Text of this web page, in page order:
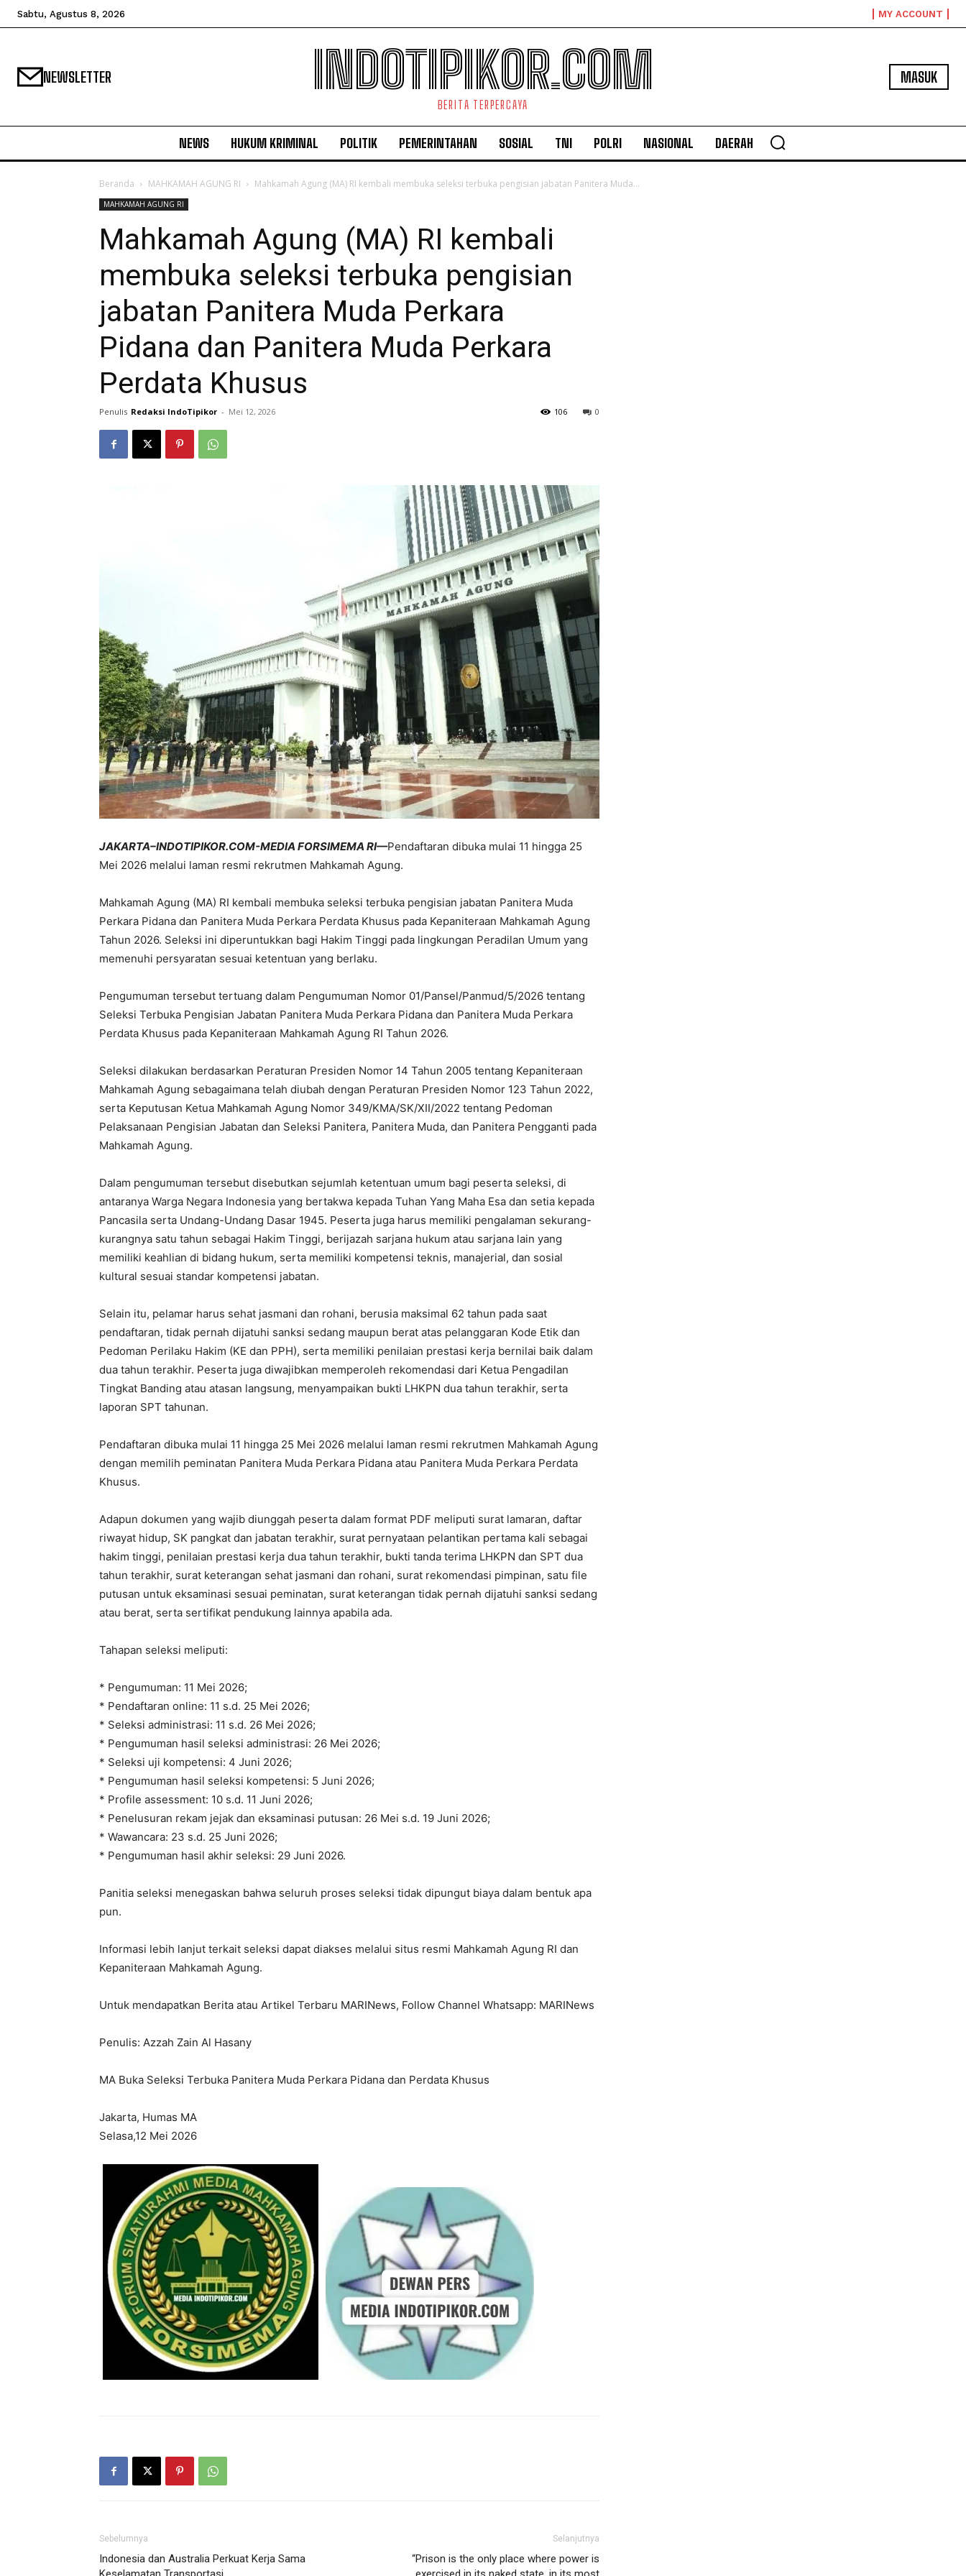
I WANT IN
Sabtu, Agustus 8, 2026 MY ACCOUNT
NEWSLETTER INDOTIPIKOR.COM
BERITA TERPERCAYA
MASUK
NEWS HUKUM KRIMINAL POLITIK PEMERINTAHAN SOSIAL TNI POLRI NASIONAL DAERAH
Beranda MAHKAMAH AGUNG RI Mahkamah Agung (MA) RI kembali membuka seleksi terbuka pengisian jabatan Panitera Muda...
MAHKAMAH AGUNG RI
Mahkamah Agung (MA) RI kembali
membuka seleksi terbuka pengisian
jabatan Panitera Muda Perkara
Pidana dan Panitera Muda Perkara
Perdata Khusus
Penulis Redaksi IndoTipikor - Mei 12, 2026 0
106
JAKARTA–INDOTIPIKOR.COM-MEDIA FORSIMEMA RI—Pendaftaran dibuka mulai 11 hingga 25
Mei 2026 melalui laman resmi rekrutmen Mahkamah Agung.
Mahkamah Agung (MA) RI kembali membuka seleksi terbuka pengisian jabatan Panitera Muda
Perkara Pidana dan Panitera Muda Perkara Perdata Khusus pada Kepaniteraan Mahkamah Agung
Tahun 2026. Seleksi ini diperuntukkan bagi Hakim Tinggi pada lingkungan Peradilan Umum yang
memenuhi persyaratan sesuai ketentuan yang berlaku.
Pengumuman tersebut tertuang dalam Pengumuman Nomor 01/Pansel/Panmud/5/2026 tentang
Seleksi Terbuka Pengisian Jabatan Panitera Muda Perkara Pidana dan Panitera Muda Perkara
Perdata Khusus pada Kepaniteraan Mahkamah Agung RI Tahun 2026.
Seleksi dilakukan berdasarkan Peraturan Presiden Nomor 14 Tahun 2005 tentang Kepaniteraan
Mahkamah Agung sebagaimana telah diubah dengan Peraturan Presiden Nomor 123 Tahun 2022,
serta Keputusan Ketua Mahkamah Agung Nomor 349/KMA/SK/XII/2022 tentang Pedoman
Pelaksanaan Pengisian Jabatan dan Seleksi Panitera, Panitera Muda, dan Panitera Pengganti pada
Mahkamah Agung.
Dalam pengumuman tersebut disebutkan sejumlah ketentuan umum bagi peserta seleksi, di
antaranya Warga Negara Indonesia yang bertakwa kepada Tuhan Yang Maha Esa dan setia kepada
Pancasila serta Undang-Undang Dasar 1945. Peserta juga harus memiliki pengalaman sekurang-
kurangnya satu tahun sebagai Hakim Tinggi, berijazah sarjana hukum atau sarjana lain yang
memiliki keahlian di bidang hukum, serta memiliki kompetensi teknis, manajerial, dan sosial
kultural sesuai standar kompetensi jabatan.
Selain itu, pelamar harus sehat jasmani dan rohani, berusia maksimal 62 tahun pada saat
pendaftaran, tidak pernah dijatuhi sanksi sedang maupun berat atas pelanggaran Kode Etik dan
Pedoman Perilaku Hakim (KE dan PPH), serta memiliki penilaian prestasi kerja bernilai baik dalam
dua tahun terakhir. Peserta juga diwajibkan memperoleh rekomendasi dari Ketua Pengadilan
Tingkat Banding atau atasan langsung, menyampaikan bukti LHKPN dua tahun terakhir, serta
laporan SPT tahunan.
Pendaftaran dibuka mulai 11 hingga 25 Mei 2026 melalui laman resmi rekrutmen Mahkamah Agung
dengan memilih peminatan Panitera Muda Perkara Pidana atau Panitera Muda Perkara Perdata
Khusus.
Adapun dokumen yang wajib diunggah peserta dalam format PDF meliputi surat lamaran, daftar
riwayat hidup, SK pangkat dan jabatan terakhir, surat pernyataan pelantikan pertama kali sebagai
hakim tinggi, penilaian prestasi kerja dua tahun terakhir, bukti tanda terima LHKPN dan SPT dua
tahun terakhir, surat keterangan sehat jasmani dan rohani, surat rekomendasi pimpinan, satu file
putusan untuk eksaminasi sesuai peminatan, surat keterangan tidak pernah dijatuhi sanksi sedang
atau berat, serta sertifikat pendukung lainnya apabila ada.
Tahapan seleksi meliputi:
* Pengumuman: 11 Mei 2026;
* Pendaftaran online: 11 s.d. 25 Mei 2026;
* Seleksi administrasi: 11 s.d. 26 Mei 2026;
* Pengumuman hasil seleksi administrasi: 26 Mei 2026;
* Seleksi uji kompetensi: 4 Juni 2026;
* Pengumuman hasil seleksi kompetensi: 5 Juni 2026;
* Profile assessment: 10 s.d. 11 Juni 2026;
* Penelusuran rekam jejak dan eksaminasi putusan: 26 Mei s.d. 19 Juni 2026;
* Wawancara: 23 s.d. 25 Juni 2026;
* Pengumuman hasil akhir seleksi: 29 Juni 2026.
Panitia seleksi menegaskan bahwa seluruh proses seleksi tidak dipungut biaya dalam bentuk apa
pun.
Informasi lebih lanjut terkait seleksi dapat diakses melalui situs resmi Mahkamah Agung RI dan
Kepaniteraan Mahkamah Agung.
Untuk mendapatkan Berita atau Artikel Terbaru MARINews, Follow Channel Whatsapp: MARINews
Penulis: Azzah Zain Al Hasany
MA Buka Seleksi Terbuka Panitera Muda Perkara Pidana dan Perdata Khusus
Jakarta, Humas MA
Selasa,12 Mei 2026
Sebelumnya
Indonesia dan Australia Perkuat Kerja Sama
Selanjutnya
“Prison is the only place where power is